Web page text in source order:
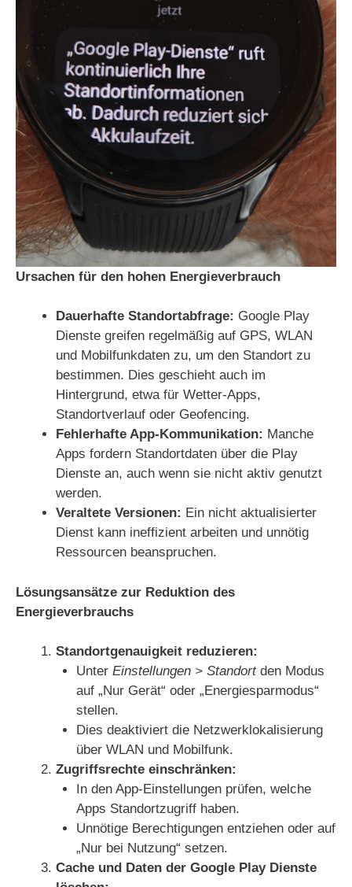
Ursachen für den hohen Energieverbrauch
Dauerhafte Standortabfrage: Google Play
Dienste greifen regelmäßig auf GPS, WLAN
und Mobilfunkdaten zu, um den Standort zu
bestimmen. Dies geschieht auch im
Hintergrund, etwa für Wetter-Apps,
Standortverlauf oder Geofencing.
Fehlerhafte App-Kommunikation: Manche
Apps fordern Standortdaten über die Play
Dienste an, auch wenn sie nicht aktiv genutzt
werden.
Veraltete Versionen: Ein nicht aktualisierter
Dienst kann ineffizient arbeiten und unnötig
Ressourcen beanspruchen.
Lösungsansätze zur Reduktion des
Energieverbrauchs
Standortgenauigkeit reduzieren:
Unter Einstellungen > Standortden Modus
auf „Nur Gerät“ oder „Energiesparmodus“
stellen.
Dies deaktiviert die Netzwerklokalisierung
über WLAN und Mobilfunk.
Zugriffsrechte einschränken:
In den App-Einstellungen prüfen, welche
Apps Standortzugriff haben.
Unnötige Berechtigungen entziehen oder auf
„Nur bei Nutzung“ setzen.
Cache und Daten der Google Play Dienste